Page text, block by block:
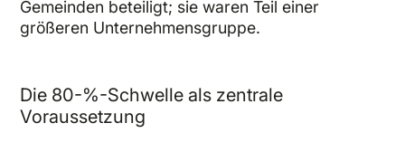
Gemeinden beteiligt; sie waren Teil einer
größeren Unternehmensgruppe.
Die 80-%-Schwelle als zentrale
Voraussetzung